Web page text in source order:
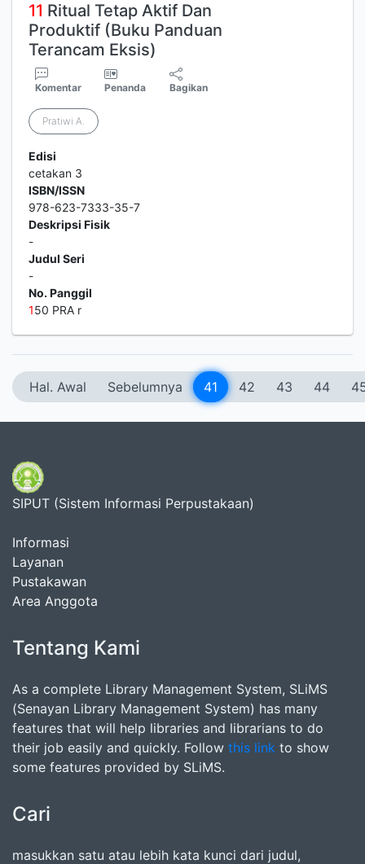
11 Ritual Tetap Aktif Dan
Produktif (Buku Panduan
Terancam Eksis)
Komentar Penanda Bagikan
Pratiwi A.
Edisi
cetakan 3
ISBN/ISSN
978-623-7333-35-7
Deskripsi Fisik
-
Judul Seri
-
No. Panggil
150 PRA r
Hal. Awal Sebelumnya 41 42 43 44
SIPUT (Sistem Informasi Perpustakaan)
Informasi
Layanan
Pustakawan
Area Anggota
Tentang Kami
As a complete Library Management System, SLiMS
(Senayan Library Management System) has many
features that will help libraries and librarians to do
their job easily and quickly. Follow this link to show
some features provided by SLiMS.
Cari
masukkan satu atau lebih kata kunci dari judul,